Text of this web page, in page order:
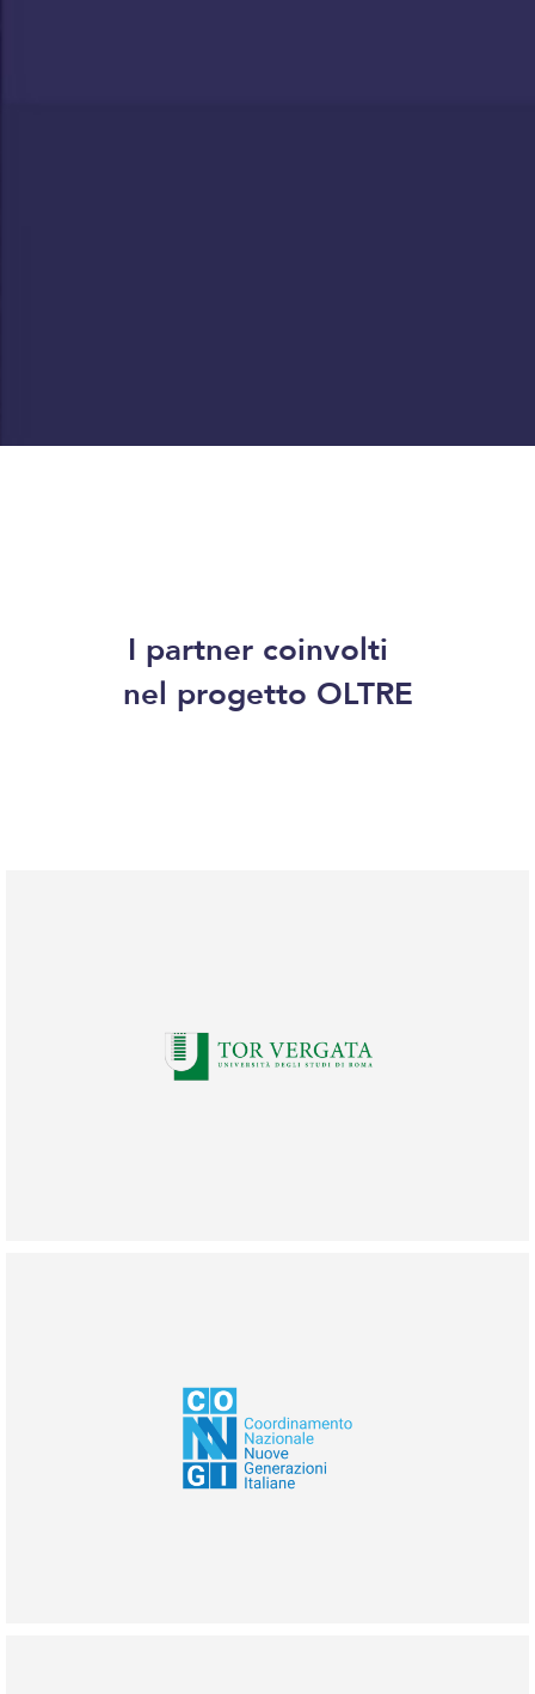
I partner coinvolti
nel progetto OLTRE